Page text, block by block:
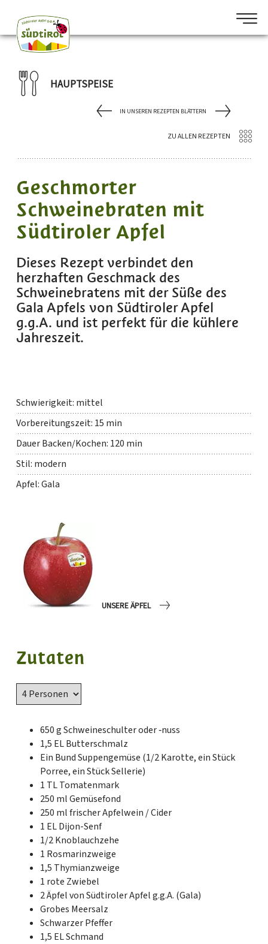
HAUPTSPEISE
IN UNSEREN REZEPTEN BLÄTTERN
ZU ALLEN REZEPTEN
Geschmorter
Schweinebraten mit
Südtiroler Apfel
Dieses Rezept verbindet den
herzhaften Geschmack des
Schweinebratens mit der Süße des
Gala Apfels von Südtiroler Apfel
g.g.A. und ist perfekt für die kühlere
Jahreszeit.
Schwierigkeit: mittel
Vorbereitungszeit: 15 min
Dauer Backen/Kochen: 120 min
Stil: modern
Apfel: Gala
UNSERE ÄPFEL
Zutaten
650 g Schweineschulter oder ‑nuss
1,5 EL Butterschmalz
Ein Bund Suppengemüse (1/2 Karotte, ein Stück
Porree, ein Stück Sellerie)
1 TL Tomatenmark
250 ml Gemüsefond
250 ml frischer Apfelwein / Cider
1 EL Dijon-Senf
1/2 Knoblauchzehe
1 Rosmarinzweige
1,5 Thymianzweige
1 rote Zwiebel
2 Äpfel von Südtiroler Apfel g.g.A. (Gala)
Grobes Meersalz
Schwarzer Pfeffer
1,5 EL Schmand